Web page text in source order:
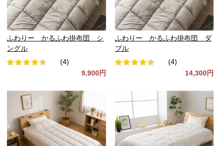
ふわりー かるふわ掛布団 シ
ングル
(4)
9,900円
ふわりー かるふわ掛布団 ダ
ブル
(4)
14,300円